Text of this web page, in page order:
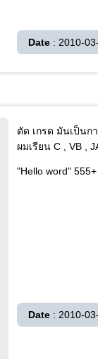
Date : 2010-
ตัด เกรด มันเป็นก
ผมเรียน C , VB ,
"Hello word" 555+
Date : 2010-